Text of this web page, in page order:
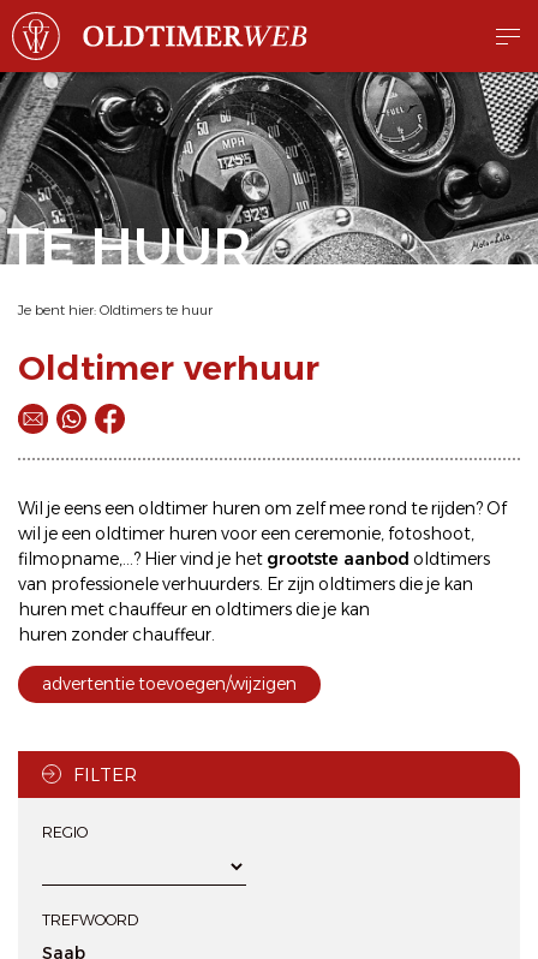
TE HUUR
Je bent hier: Oldtimers te huur
Oldtimer verhuur
Wil je eens een oldtimer huren om zelf mee rond te rijden? Of
wil je een oldtimer huren voor een ceremonie, fotoshoot,
filmopname,...? Hier vind je het grootste aanbod oldtimers
van professionele verhuurders. Er zijn oldtimers die je kan
huren met chauffeur en oldtimers die je kan
huren zonder chauffeur.
advertentie toevoegen/wijzigen
FILTER
REGIO
TREFWOORD